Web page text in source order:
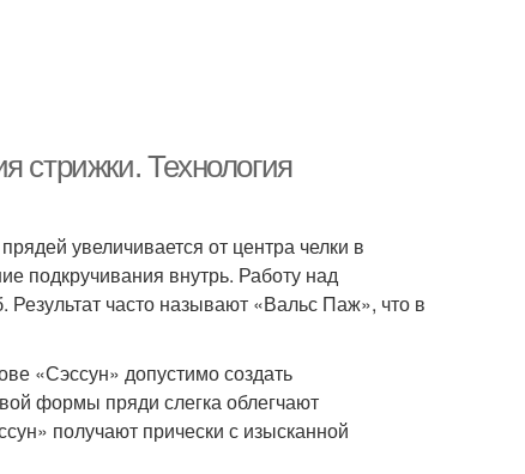
стрижки. Технология
увеличивается от центра челки в
подкручивания внутрь. Работу над
часто называют «Вальс Паж», что в
«Сэссун» допустимо создать
формы пряди слегка облегчают
получают прически с изысканной